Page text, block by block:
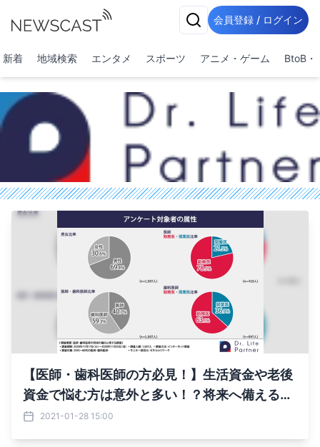
会員登録 / ログイン
新着 地域検索 エンタメ スポーツ アニメ・ゲーム BtoB・
【医師・歯科医師の方必見！】生活資金や老後
資金で悩む方は意外と多い！？将来へ備えるた
めに必要なことは…？
2021-01-28 15:00